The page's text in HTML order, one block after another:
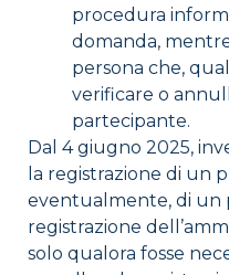
procedura
domanda,
persona che,
verificare o
partecipante.
Dal 4 giugno 2025,
la registrazione di un
eventualmente, di un
registrazione
solo qualora fosse